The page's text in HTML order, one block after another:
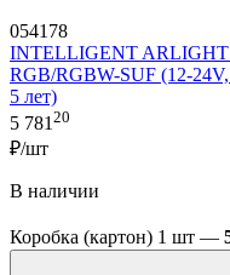
054178
INTELLIGENT ARLIGHT
RGB/RGBW-SUF (12-
5 лет)
5 781 20
₽/шт
В наличии
Коробка (картон) 1 шт —